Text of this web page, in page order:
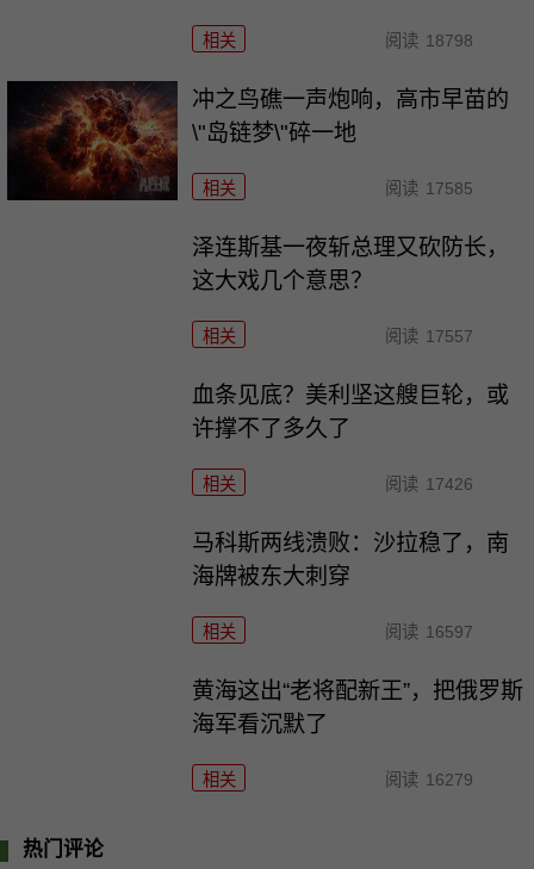
相关 阅读 18798
冲之鸟礁一声炮响，高市早苗的
\"岛链梦\"碎一地
相关 阅读 17585
泽连斯基一夜斩总理又砍防长，
这大戏几个意思？
相关 阅读 17557
血条见底？美利坚这艘巨轮，或
许撑不了多久了
相关 阅读 17426
马科斯两线溃败：沙拉稳了，南
海牌被东大刺穿
相关 阅读 16597
黄海这出“老将配新王”，把俄罗斯
海军看沉默了
相关 阅读 16279
热门评论